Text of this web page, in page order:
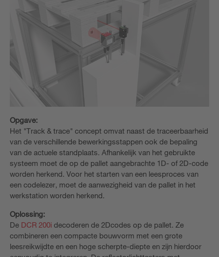
Opgave:
Het "Track & trace" concept omvat naast de traceerbaarheid
van de verschillende bewerkingsstappen ook de bepaling
van de actuele standplaats. Afhankelijk van het gebruikte
systeem moet de op de pallet aangebrachte 1D- of 2D-code
worden herkend. Voor het starten van een leesproces van
een codelezer, moet de aanwezigheid van de pallet in het
werkstation worden herkend.
Oplossing:
De DCR 200i decoderen de 2D­codes op de pallet. Ze
combineren een compacte bouwvorm met een grote
leesreikwijdte en een hoge scherpte-diepte en zijn hierdoor